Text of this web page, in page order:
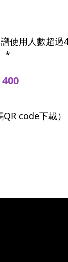
用人數超過
*
code下載）